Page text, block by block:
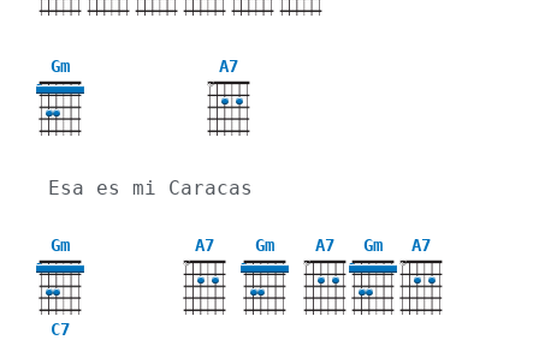
Gm
3
A7
X
Esa es mi Caracas
Gm
3
A7
X
Gm
3
A7
X
Gm
3
A7
X
C7